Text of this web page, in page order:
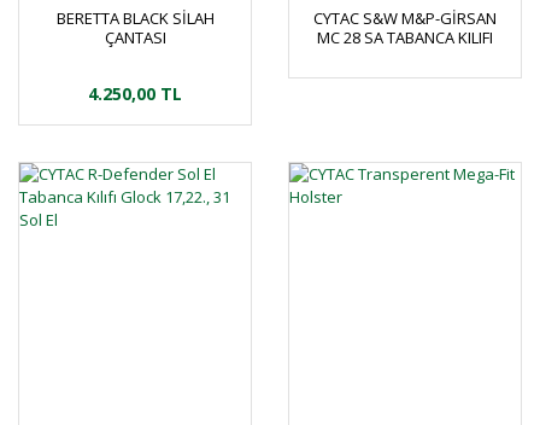
BERETTA BLACK SİLAH
ÇANTASI
4.250,00 TL
CYTAC S&W M&P-GİRSAN
MC 28 SA TABANCA KILIFI